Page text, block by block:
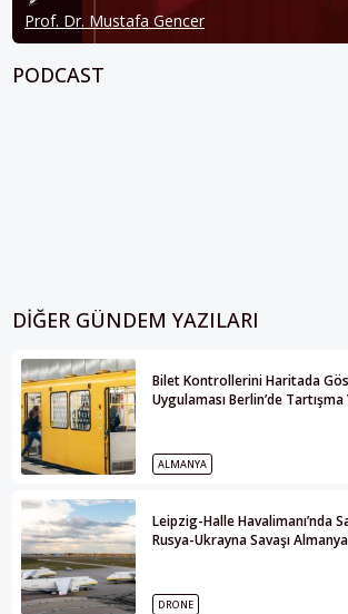
Prof. Dr. Mustafa Gencer
PODCAST
DIĞER GÜNDEM YAZILARI
Bilet Kontrollerini Haritada
Uygulaması Berlin’de Tartışma
ALMANYA
Leipzig-Halle Havalimanı’nda
Rusya-Ukrayna Savaşı
DRONE